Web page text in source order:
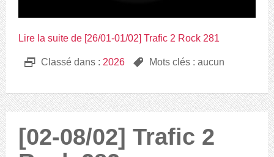
Lire la suite de [26/01-01/02] Trafic 2 Rock 281
D Classé dans : 2026 , Mots clés : aucun
[02-08/02] Trafic 2